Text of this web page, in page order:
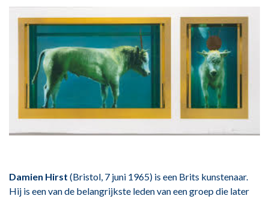
Damien Hirst (Bristol, 7 juni 1965) is een Brits kunstenaar.
Hij is een van de belangrijkste leden van een groep die later